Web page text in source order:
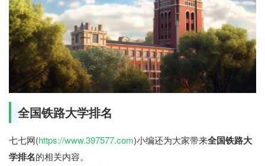
全国铁路大学排名
七七网(https://www.397577.com)小编还为大家带来全国铁路大
学排名的相关内容。